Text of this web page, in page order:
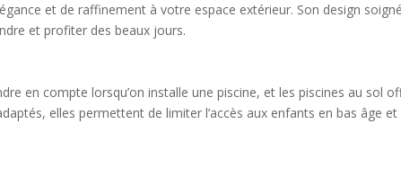
et de raffinement à votre espace extérieur. Son design
et profiter des beaux jours.
en compte lorsqu’on installe une piscine, et les piscines au sol
elles permettent de limiter l’accès aux enfants en bas âge